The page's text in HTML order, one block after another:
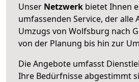
Unser Netzwerk bietet Ihnen
umfassenden Service, der alle
Umzugs von Wolfsburg nach
von der Planung bis hin zur
Die Angebote umfasst
Ihre Bedürfnisse abgestimmt